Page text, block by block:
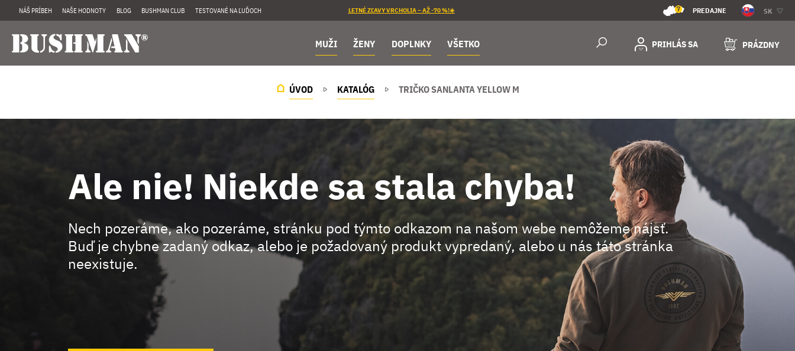
NÁŠ PRÍBEH NAŠE HODNOTY BLOG BUSHMAN CLUB TESTOVANÉ NA ĽUĎOCH LETNÉ ZĽAVY VRCHOLIA – AŽ -70 %!☀️ 7 PREDAJNE SK
MUŽI ŽENY DOPLNKY VŠETKO PRIHLÁS SA PRÁZDNY
ÚVOD KATALÓG TRIČKO SANLANTA YELLOW M
Ale nie! Niekde sa stala chyba!
Nech pozeráme, ako pozeráme, stránku pod týmto odkazom na našom webe nemôžeme nájsť.
Buď je chybne zadaný odkaz, alebo je požadovaný produkt vypredaný, alebo u nás táto stránka
neexistuje.